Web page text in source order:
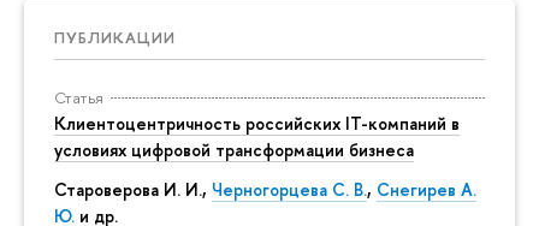
ПУБЛИКАЦИИ
Статья
Клиентоцентричность российских IT-компаний в
условиях цифровой трансформации бизнеса
Староверова И. И., Черногорцева С. В., Снегирев А.
Ю. и др.